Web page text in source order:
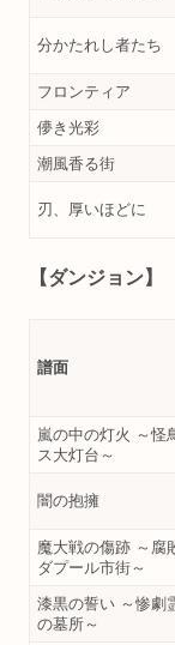
分かたれし者たち
フロンティア
儚き光彩
潮風香る街
刃、厚いほどに
【ダンジョン】
譜面
嵐の中の灯火 ～怪
ス大灯台～
闇の抱擁
魔大戦の傷跡 ～腐
ダプール市街～
漆黒の誓い ～惨劇
の墓所～